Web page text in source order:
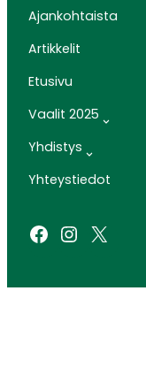
Ajankohtaista
Artikkelit
Etusivu
Vaalit 2025
Yhdistys
Yhteystiedot
Facebook Instagram X